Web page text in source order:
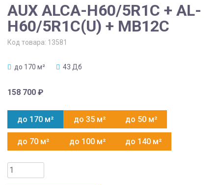
AUX ALCA-H60/5R1C + AL-
H60/5R1C(U) + MB12C
Код товара: 13581
до 170 м² 43 Дб
158 700 ₽
до 170 м² до 35 м² до 50 м²
до 70 м² до 100 м² до 140 м²
Количество
товара